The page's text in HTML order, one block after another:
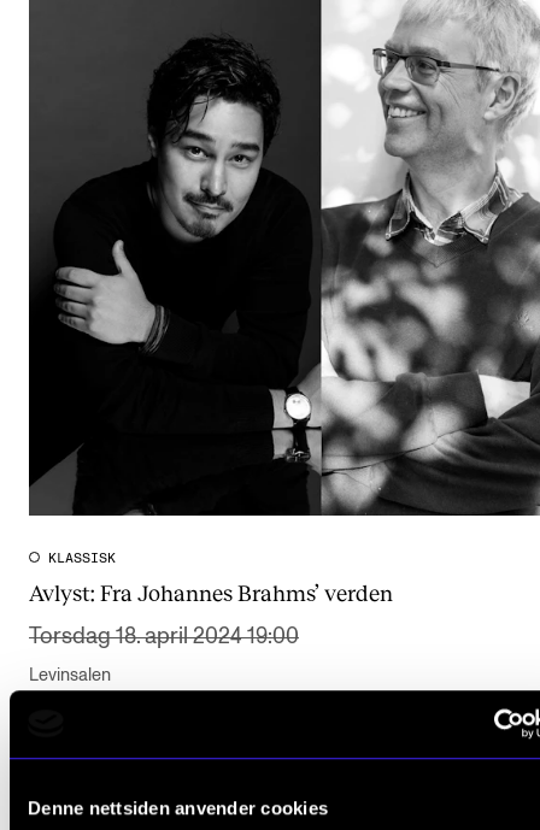
Denne nettsiden anvender cookies
KLASSISK
Avlyst: Fra Johannes Brahms’ verden
Torsdag 18. april 2024 19:00
Levinsalen